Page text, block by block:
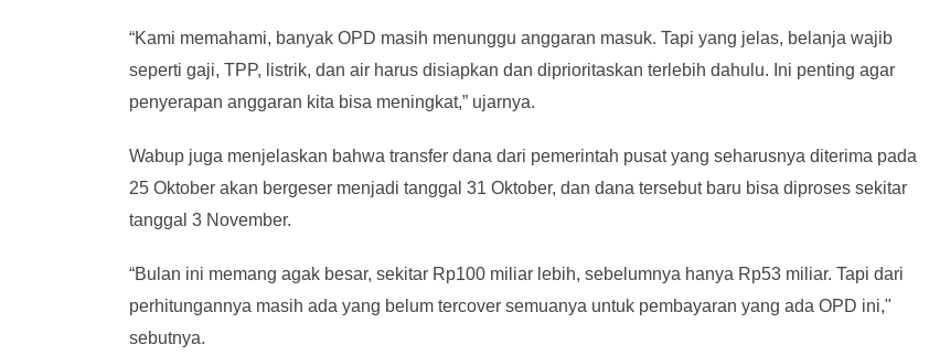
“Kami memahami, banyak OPD masih menunggu anggaran masuk. Tapi yang jelas, belanja wajib
seperti gaji, TPP, listrik, dan air harus disiapkan dan diprioritaskan terlebih dahulu. Ini penting agar
penyerapan anggaran kita bisa meningkat,” ujarnya.
Wabup juga menjelaskan bahwa transfer dana dari pemerintah pusat yang seharusnya diterima pada
25 Oktober akan bergeser menjadi tanggal 31 Oktober, dan dana tersebut baru bisa diproses sekitar
tanggal 3 November.
“Bulan ini memang agak besar, sekitar Rp100 miliar lebih, sebelumnya hanya Rp53 miliar. Tapi dari
perhitungannya masih ada yang belum tercover semuanya untuk pembayaran yang ada OPD ini,"
sebutnya.